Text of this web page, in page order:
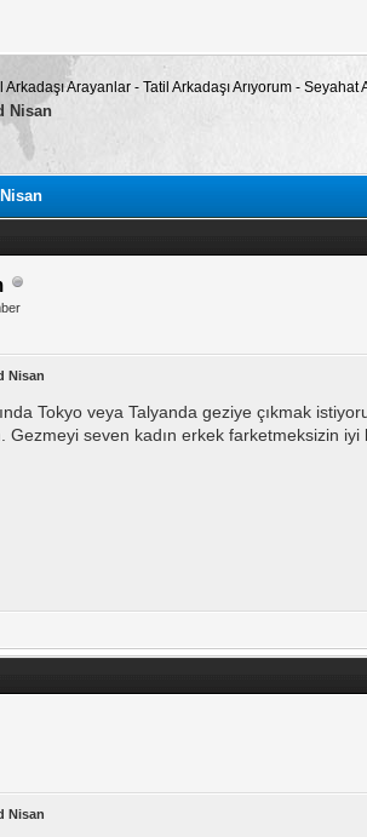
Arkadaşı Arayanlar - Tatil Arkadaşı Arıyorum -
Nisan
Nisan
Tokyo veya Talyanda geziye çıkmak
Gezmeyi seven kadın erkek farketmeksizin iyi
Nisan